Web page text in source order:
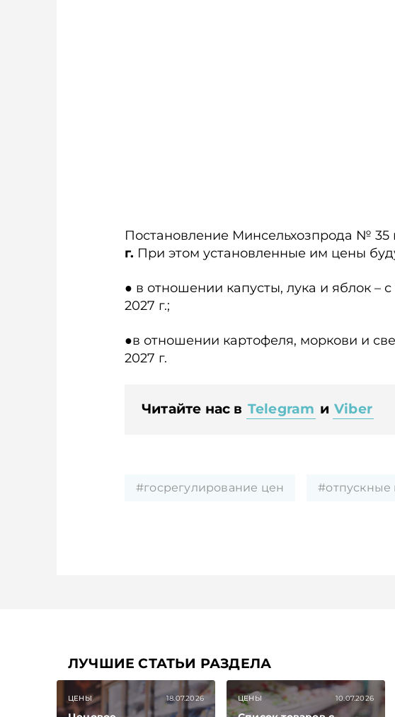
Постановление Минсельхозпрода № 35
г. При этом установленные им цены
● в отношении капусты, лука и яблок – с
2027 г.;
●в отношении картофеля, моркови и
2027 г.
Читайте нас в Telegram и Viber
#госрегулирование цен #отпускные
ЛУЧШИЕ СТАТЬИ РАЗДЕЛА
ЦЕНЫ 18.07.2026 ЦЕНЫ 10.07.2026